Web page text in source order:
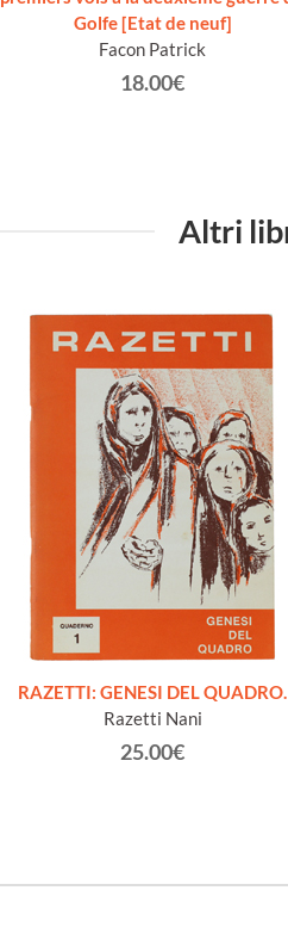
Golfe [Etat de neuf]
Facon Patrick
18.00€
Altri
RAZETTI: GENESI DEL QUADRO.
Razetti Nani
25.00€